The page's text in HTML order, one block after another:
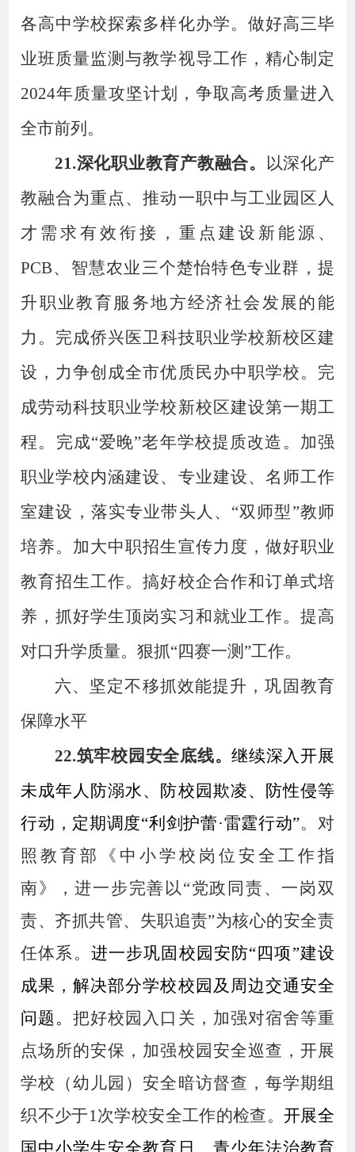
各高中学校探索多样化办学。做好高三毕
业班质量监测与教学视导工作，精心制定
2024年质量攻坚计划，争取高考质量进入
全市前列。
21.深化职业教育产教融合。
以深化产
教融合为重点、推动一职中与工业园区人
才需求有效衔接，重点建设新能源、
PCB、智慧农业三个楚怡特色专业群，提
升职业教育服务地方经济社会发展的能
力。 完成侨兴 医卫科技职业学校新校区建
设，力争创成全市优质民办中职学校。 完
成劳动科技职业学校新校区建设第一期工
程。完成“爱晚”老年学校提质改造。加强
职业学校内涵建设、专业建设、名师工作
室建设，落实专业带头人、“双师型”教师
培养。加大中职招生宣传力度，做好职业
教育招生工作。搞好校企合作和订单式培
养，抓好学生顶岗实习和就业工作。提高
对口升学质量。狠抓“四赛一测”工作。
六、坚定不移抓效能提升，巩固教育
保障水平
22.筑牢校园安全底线。继续深入开展
未成年人防溺水、防校园欺凌、防性侵等
行动，定期调度“利剑护蕾·雷霆行动”。对
照教育部《中小学校岗位安全工作指
南》，进一步完善以“党政同责、一岗双
责、齐抓共管、失职追责”为核心的安全责
任体系。 进一步巩固校园安防“四项”建设
成果，解决部分学校校园及周边交通安全
问题。把好校园入口关，加强对宿舍等重
点场所的安保，加强校园安全巡查，开展
学校（幼儿园）安全暗访督查，每学期组
织不少于1次学校安全工作的检查。开展全
国中小学生安全教育日、青少年法治教育